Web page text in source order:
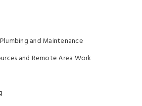
and Maintenance
and Remote Area Work